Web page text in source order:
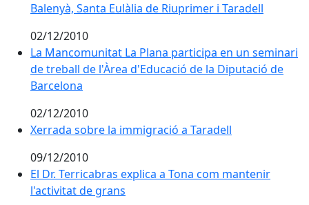
Balenyà, Santa Eulàlia de Riuprimer i Taradell
02/12/2010
La Mancomunitat La Plana participa en un seminari
La Mancomunitat La Plana participa en un seminari
de treball de l'Àrea d'Educació de la Diputació de
Barcelona
02/12/2010
Xerrada sobre la immigració a Taradell
Xerrada sobre la immigració a Taradell
09/12/2010
El Dr. Terricabras explica a Tona com mantenir
El Dr. Terricabras explica a Tona com mantenir
l'activitat de grans